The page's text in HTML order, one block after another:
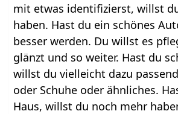
mit etwas identifizierst, willst
haben. Hast du ein schönes
besser werden. Du willst es
glänzt und so weiter. Hast du
willst du vielleicht dazu
oder Schuhe oder ähnliches.
Haus, willst du noch mehr